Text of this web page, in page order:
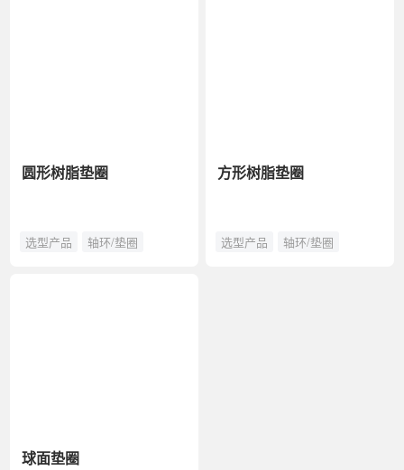
圆形树脂垫圈
选型产品 轴环/垫圈
球面垫圈
方形树脂垫圈
选型产品 轴环/垫圈